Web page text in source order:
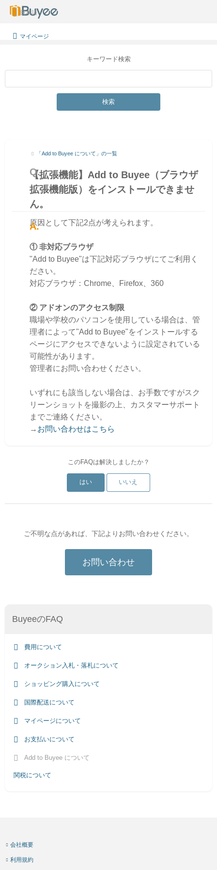
日本語
マイページ
キーワード検索
検索
BuyeeのFAQ
費用について
オークション入札・落札について
ショッピング購入について
国際配送について
マイページについて
お支払いについて
Add to Buyee について
関税について
「Add to Buyee について」の一覧
【拡張機能】Add to Buyee（ブラウザ
拡張機能版）をインストールできませ
ん。
原因として下記2点が考えられます。
① 非対応ブラウザ
"Add to Buyee"は下記対応ブラウザにてご利用く
ださい。
対応ブラウザ：Chrome、Firefox、360
② アドオンのアクセス制限
職場や学校のパソコンを使用している場合は、管
理者によって"Add to Buyee"をインストールする
ページにアクセスできないように設定されている
可能性があります。
管理者にお問い合わせください。
いずれにも該当しない場合は、お手数ですがスク
リーンショットを撮影の上、カスタマーサポート
までご連絡ください。
→ お問い合わせはこちら
このFAQは解決しましたか？
はい いいえ
ご不明な点があれば、下記よりお問い合わせください。
お問い合わせ
会社概要
利用規約